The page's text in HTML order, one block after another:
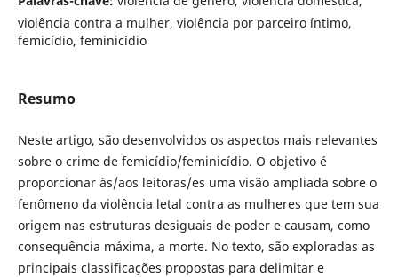
violência contra a mulher, violência por parceiro íntimo,
femicídio, feminicídio
Resumo
Neste artigo, são desenvolvidos os aspectos mais relevantes
sobre o crime de femicídio/feminicídio. O objetivo é
proporcionar às/aos leitoras/es uma visão ampliada sobre o
fenômeno da violência letal contra as mulheres que tem sua
origem nas estruturas desiguais de poder e causam, como
consequência máxima, a morte. No texto, são exploradas as
principais classificações propostas para delimitar e